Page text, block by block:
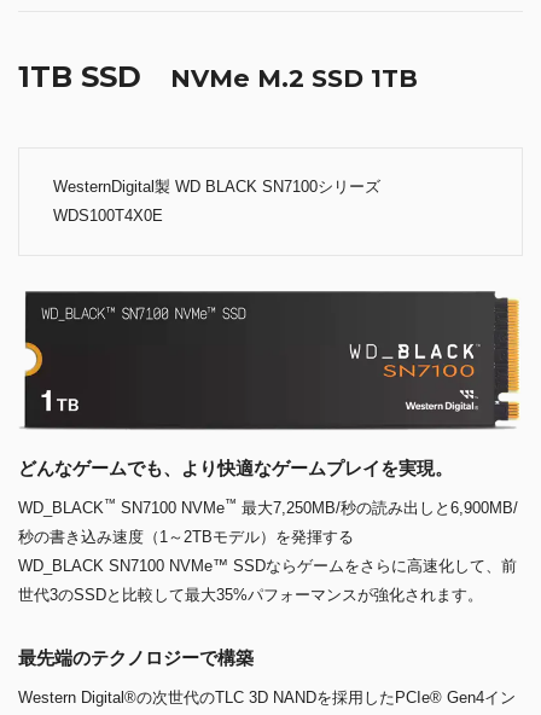
1TB SSD NVMe M.2 SSD 1TB
WesternDigital製 WD BLACK SN7100シリーズ
WDS100T4X0E
どんなゲームでも、より快適なゲームプレイを実現。
WD_BLACK™ SN7100 NVMe™ 最大7,250MB/秒の読み出しと6,900MB/
秒の書き込み速度（1～2TBモデル）を発揮する
WD_BLACK SN7100 NVMe™ SSDならゲームをさらに高速化して、前
世代3のSSDと比較して最大35%パフォーマンスが強化されます。
最先端のテクノロジーで構築
Western Digital®の次世代のTLC 3D NANDを採用したPCIe® Gen4イン